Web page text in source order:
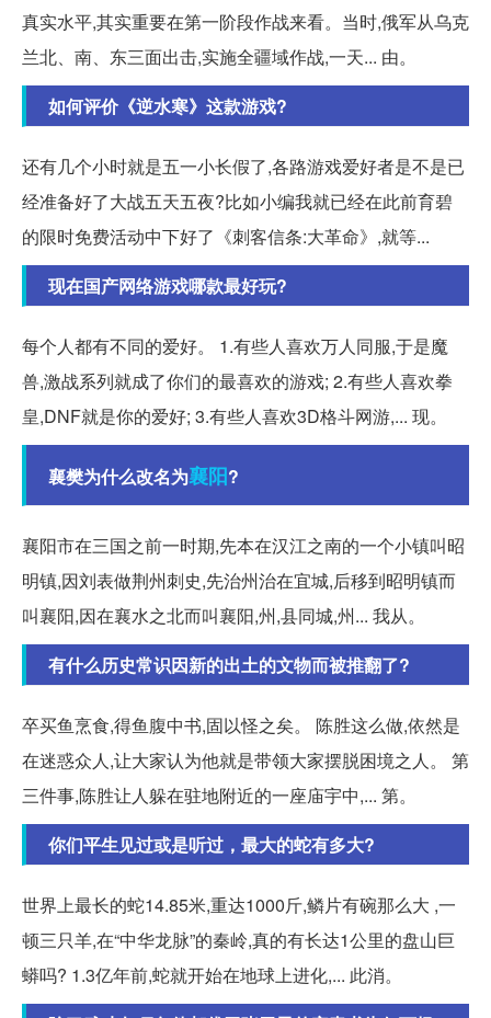
真实水平,其实重要在第一阶段作战来看。当时,俄军从乌克
兰北、南、东三面出击,实施全疆域作战,一天... 由。
如何评价《逆水寒》这款游戏?
还有几个小时就是五一小长假了,各路游戏爱好者是不是已
经准备好了大战五天五夜?比如小编我就已经在此前育碧
的限时免费活动中下好了《刺客信条:大革命》,就等...
现在国产网络游戏哪款最好玩?
每个人都有不同的爱好。 1.有些人喜欢万人同服,于是魔
兽,激战系列就成了你们的最喜欢的游戏; 2.有些人喜欢拳
皇,DNF就是你的爱好; 3.有些人喜欢3D格斗网游,... 现。
襄樊为什么改名为襄阳?
襄阳市在三国之前一时期,先本在汉江之南的一个小镇叫昭
明镇,因刘表做荆州刺史,先治州治在宜城,后移到昭明镇而
叫襄阳,因在襄水之北而叫襄阳,州,县同城,州... 我从。
有什么历史常识因新的出土的文物而被推翻了?
卒买鱼烹食,得鱼腹中书,固以怪之矣。 陈胜这么做,依然是
在迷惑众人,让大家认为他就是带领大家摆脱困境之人。 第
三件事,陈胜让人躲在驻地附近的一座庙宇中,... 第。
你们平生见过或是听过，最大的蛇有多大?
世界上最长的蛇14.85米,重达1000斤,鳞片有碗那么大 ,一
顿三只羊,在“中华龙脉”的秦岭,真的有长达1公里的盘山巨
蟒吗? 1.3亿年前,蛇就开始在地球上进化,... 此消。